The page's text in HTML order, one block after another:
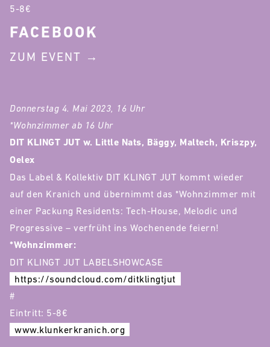
Donnerstag 4. Mai 2023, 16 Uhr
*Wohnzimmer ab 16 Uhr
DIT KLINGT JUT w. Little Nats, Bäggy, Maltech, Kriszpy,
Oelex
Das Label & Kollektiv DIT KLINGT JUT kommt wieder
auf den Kranich und übernimmt das *Wohnzimmer mit
einer Packung Residents: Tech-House, Melodic und
Progressive – verfrüht ins Wochenende feiern!
*Wohnzimmer:
DIT KLINGT JUT LABELSHOWCASE
https://soundcloud.com/ditklingtjut
#
Eintritt: 5-8€
www.klunkerkranich.org
5-8€
FACEBOOK
ZUM EVENT